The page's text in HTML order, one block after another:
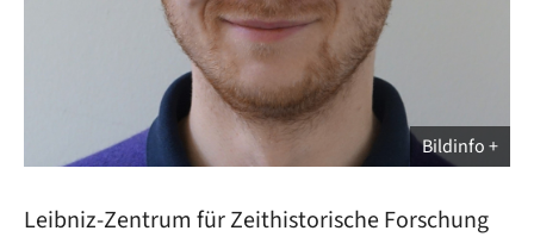
Bildinfo
Leibniz-Zentrum für Zeithistorische Forschung